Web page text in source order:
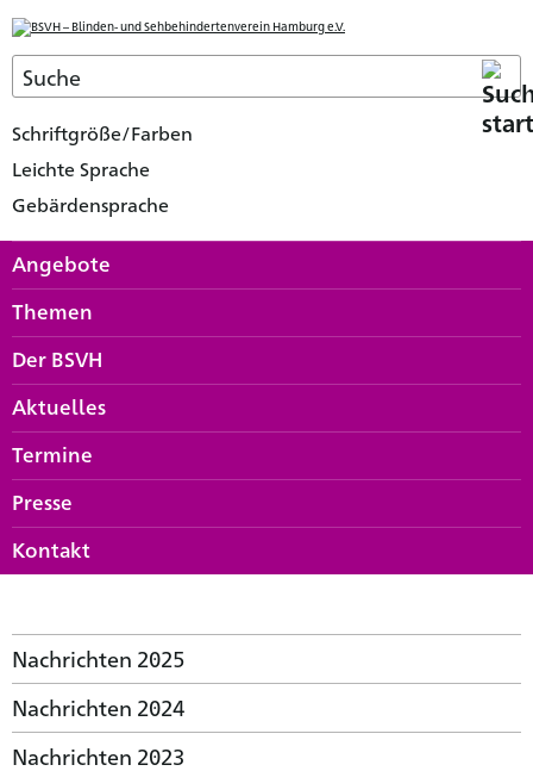
Schriftgröße/Farben
Leichte Sprache
Gebärdensprache
Angebote
Themen
Der BSVH
Aktuelles
Termine
Presse
Kontakt
Nachrichten 2025
Nachrichten 2024
Nachrichten 2023